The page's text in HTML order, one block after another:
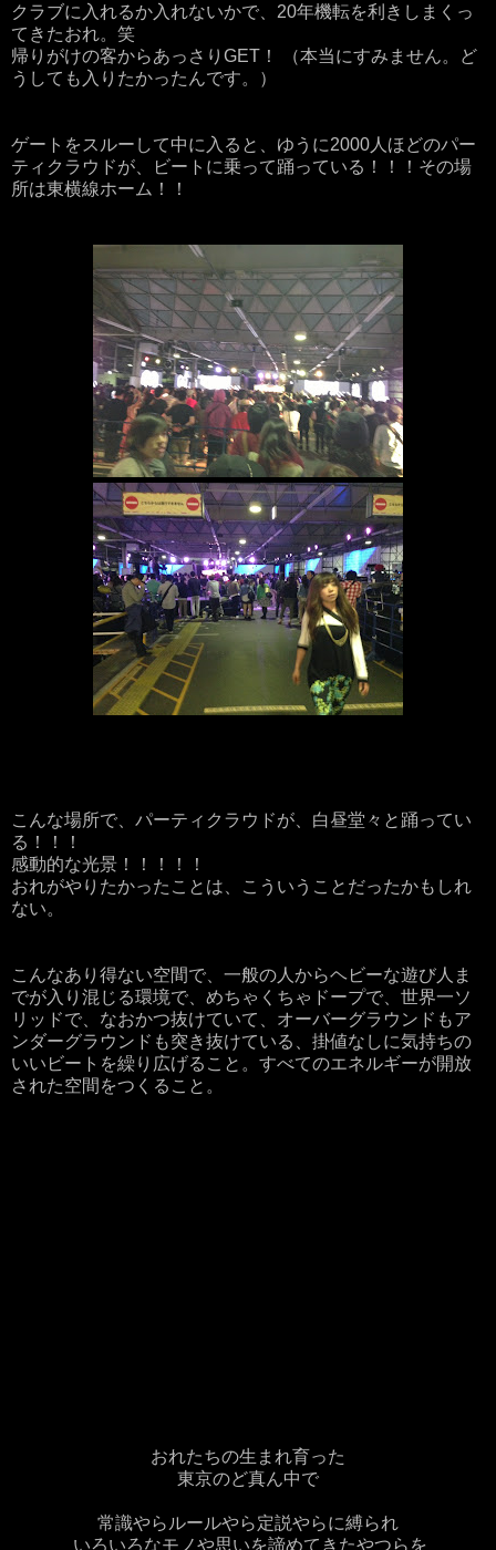
クラブに入れるか入れないかで、20年機転を利きしまくっ
てきたおれ。笑
帰りがけの客からあっさりGET！ （本当にすみません。ど
うしても入りたかったんです。）
ゲートをスルーして中に入ると、ゆうに2000人ほどのパー
ティクラウドが、ビートに乗って踊っている！！！その場
所は東横線ホーム！！
こんな場所で、パーティクラウドが、白昼堂々と踊ってい
る！！！
感動的な光景！！！！！
おれがやりたかったことは、こういうことだったかもしれ
ない。
こんなあり得ない空間で、一般の人からヘビーな遊び人ま
でが入り混じる環境で、めちゃくちゃドープで、世界一ソ
リッドで、なおかつ抜けていて、オーバーグラウンドもア
ンダーグラウンドも突き抜けている、掛値なしに気持ちの
いいビートを繰り広げること。すべてのエネルギーが開放
された空間をつくること。
おれたちの生まれ育った
東京のど真ん中で
常識やらルールやら定説やらに縛られ
いろいろなモノや思いを諦めてきたやつらを